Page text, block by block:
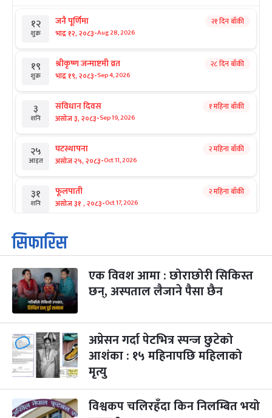
१२
शुक्र
जनै पूर्णिमा
भाद्र १२, २०८३-Aug 28, 2026
२१ दिन बाँकी
१९
शुक्र
श्रीकृष्ण जन्माष्टमी व्रत
भाद्र १९, २०८३-Sep 4, 2026
२८ दिन बाँकी
३
शनि
संविधान दिवस
असोज ३, २०८३-Sep 19, 2026
१ महिना बाँकी
२५
आइत
घटस्थापना
असोज २५, २०८३-Oct 11, 2026
२ महिना बाँकी
३१
शनि
फूलपाती
असोज ३१ , २०८३-Oct 17, 2026
२ महिना बाँकी
१
आइत
कार्तिक सङ्क्रान्ति
कार्तिक १, २०८३
३
मंगल
महानवमी
कार्तिक ३, २०८३-Oct 20, 2026
२ महिना बाँकी
४
बुध कार्तिक ४, २०८३- Oct 21, 2026
५
बिहि
पापा‌ङ्कुशा एकादशी व्रत
कार्तिक ५, २०८३-Oct 22, 2026
२ महिना बाँकी
२२ कुकुर तिहार ३ महिना बाँकी
सिफारिस
एक विवश आमा : छोराछोरी सिकिस्त
छन्, अस्पताल लैजाने पैसा छैन
अप्रेसन गर्दा पेटभित्र स्पन्ज छुटेको
आशंका : १५ महिनापछि महिलाको
मृत्यु
विश्वकप चलिरहँदा किन निलम्बित भयो